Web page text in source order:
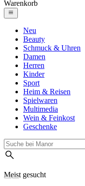
Warenkorb
Neu
Beauty
Schmuck & Uhren
Damen
Herren
Kinder
Sport
Heim & Reisen
Spielwaren
Multimedia
Wein & Feinkost
Geschenke
Meist gesucht